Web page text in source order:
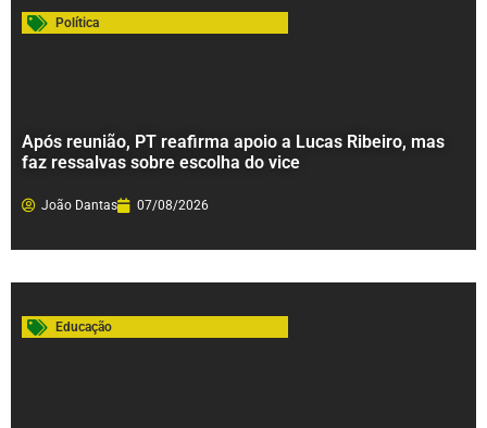
Política
Após reunião, PT reafirma apoio a Lucas Ribeiro, mas
faz ressalvas sobre escolha do vice
João Dantas 07/08/2026
Educação